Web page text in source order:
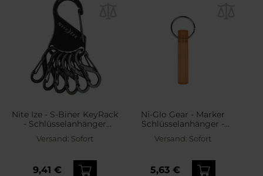
Nite Ize - S-Biner KeyRack
- Schlüsselanhänger
Versand: Sofort
9,41 €
Ni-Glo Gear - Marker
Schlüsselanhänger -
Blaze Orange
Versand: Sofort
5,63 €